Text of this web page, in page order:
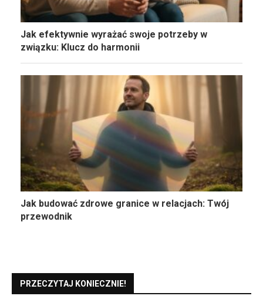
Jak efektywnie wyrażać swoje potrzeby w
związku: Klucz do harmonii
Jak budować zdrowe granice w relacjach: Twój
przewodnik
PRZECZYTAJ KONIECZNIE!